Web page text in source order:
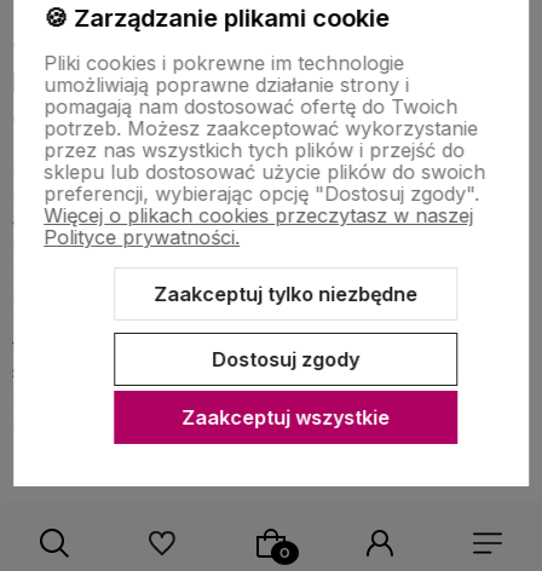
Jak połączyć balony, girlandy i
przebrania w stylu lat 70. w spójną
aranżację?
Najlepszy efekt daje wybór jednego motywu
przewodniego. Może to być disco, hippie, retro party
albo kolorowa domówka z lat 70. Do motywu dobierz
balony, girlandy, kurtyny, ozdoby stołu i jednorazowe
naczynia, co pozwoli na sprawne sprzątanie po
przyjęciu. W naszym sklepie znajdziesz dekoracje lata
70, które podkreślą charakter przyjęcia. Znajdziesz
tutaj błyszczące dodatki, kolorowe detale i elementy
strojów. Sprawdź również pozostały asortyment w
naszym sklepie! Zorganizujimprezę hawajską, pool
party czy grilla i zadbaj o jego oprawę.
🍪 Zarządzanie plikami cookie
Pliki cookies i pokrewne im technologie
umożliwiają poprawne działanie strony i
pomagają nam dostosować ofertę do Twoich
potrzeb. Możesz zaakceptować wykorzystanie
przez nas wszystkich tych plików i przejść do
sklepu lub dostosować użycie plików do swoich
preferencji, wybierając opcję "Dostosuj zgody".
Więcej o plikach cookies przeczytasz w naszej
Polityce prywatności.
Zaakceptuj tylko niezbędne
Dostosuj zgody
Zaakceptuj wszystkie